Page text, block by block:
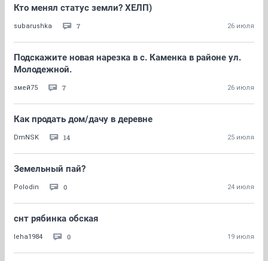
Кто менял статус земли? ХЕЛП)
subarushka 7 26 июля
Подскажите новая нарезка в с. Каменка в районе ул.
Молодежной.
змей75 7 26 июля
Как продать дом/дачу в деревне
DmNSK 14 25 июля
Земельный пай?
Polodin 0 24 июля
снт рябинка обская
leha1984 0 19 июля